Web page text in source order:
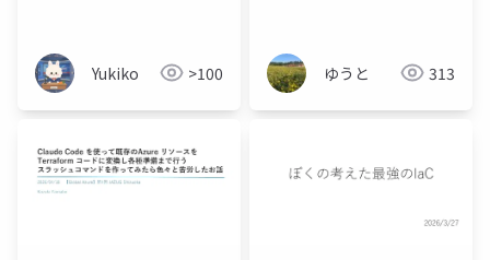
Yukiko >100 ゆうと 313